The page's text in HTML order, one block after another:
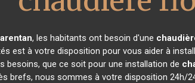
, les habitants ont besoin d'une
est à votre disposition pour vous aider à
besoins, que ce soit pour une installation de
brefs, nous sommes à votre disposition